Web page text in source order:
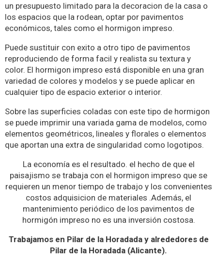
un presupuesto limitado para la decoracion de la casa o
los espacios que la rodean, optar por pavimentos
económicos, tales como el hormigon impreso.
Puede sustituir con exito a otro tipo de pavimentos
reproduciendo de forma facil y realista su textura y
color. El hormigon impreso está disponible en una gran
variedad de colores y modelos y se puede aplicar en
cualquier tipo de espacio exterior o interior.
Sobre las superficies coladas con este tipo de hormigon
se puede imprimir una variada gama de modelos, como
elementos geométricos, lineales y florales o elementos
que aportan una extra de singularidad como logotipos.
La economía es el resultado. el hecho de que el
paisajismo se trabaja con el hormigon impreso que se
requieren un menor tiempo de trabajo y los convenientes
costos adquisicion de materiales .Además, el
mantenimiento periódico de los pavimentos de
hormigón impreso no es una inversión costosa.
Trabajamos en Pilar de la Horadada y alrededores de
Pilar de la Horadada (Alicante).